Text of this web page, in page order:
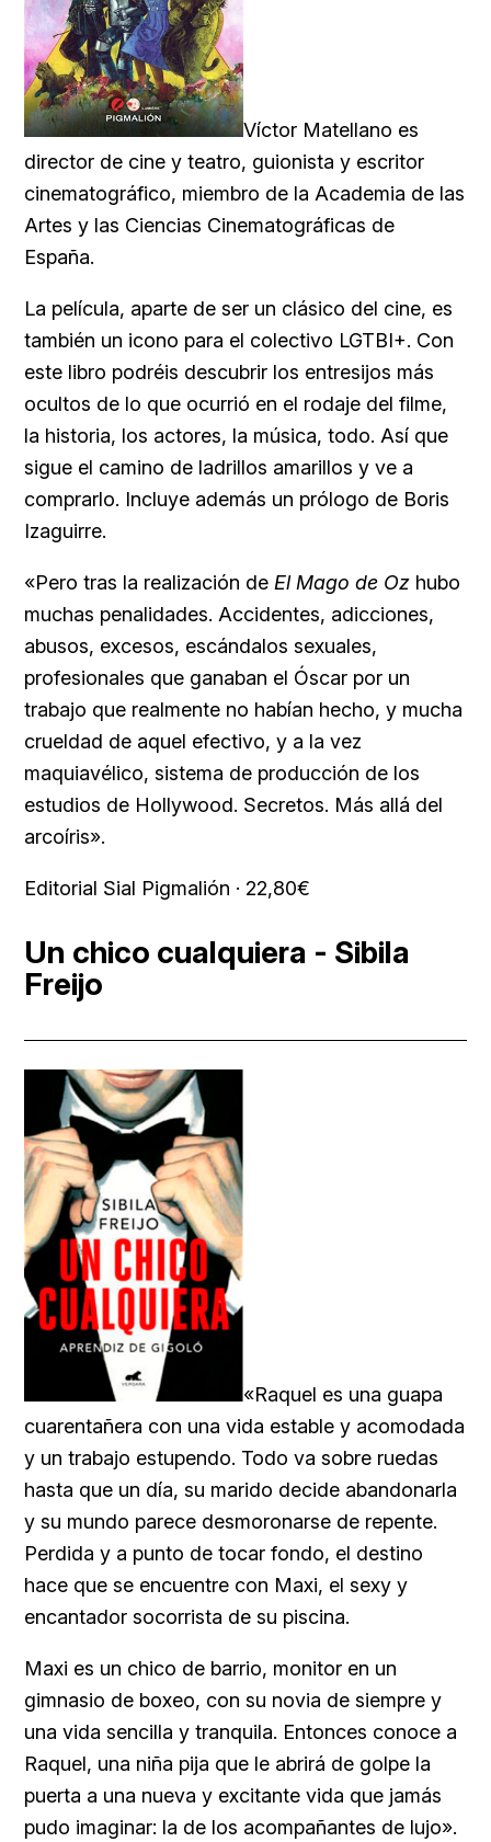
Víctor Matellano es
director de cine y teatro, guionista y escritor
cinematográfico, miembro de la Academia de las
Artes y las Ciencias Cinematográficas de
España.
La película, aparte de ser un clásico del cine, es
también un icono para el colectivo LGTBI+. Con
este libro podréis descubrir los entresijos más
ocultos de lo que ocurrió en el rodaje del filme,
la historia, los actores, la música, todo. Así que
sigue el camino de ladrillos amarillos y ve a
comprarlo. Incluye además un prólogo de Boris
Izaguirre.
«Pero tras la realización de El Mago de Oz hubo
muchas penalidades. Accidentes, adicciones,
abusos, excesos, escándalos sexuales,
profesionales que ganaban el Óscar por un
trabajo que realmente no habían hecho, y mucha
crueldad de aquel efectivo, y a la vez
maquiavélico, sistema de producción de los
estudios de Hollywood. Secretos. Más allá del
arcoíris».
Editorial Sial Pigmalión · 22,80€
Un chico cualquiera - Sibila
Freijo
«Raquel es una guapa
cuarentañera con una vida estable y acomodada
y un trabajo estupendo. Todo va sobre ruedas
hasta que un día, su marido decide abandonarla
y su mundo parece desmoronarse de repente.
Perdida y a punto de tocar fondo, el destino
hace que se encuentre con Maxi, el sexy y
encantador socorrista de su piscina.
Maxi es un chico de barrio, monitor en un
gimnasio de boxeo, con su novia de siempre y
una vida sencilla y tranquila. Entonces conoce a
Raquel, una niña pija que le abrirá de golpe la
puerta a una nueva y excitante vida que jamás
pudo imaginar: la de los acompañantes de lujo».